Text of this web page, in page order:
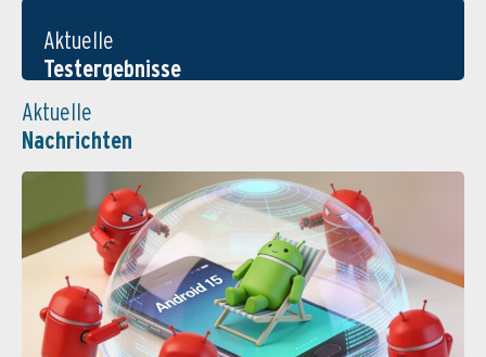
Aktuelle
Testergebnisse
Aktuelle
Nachrichten